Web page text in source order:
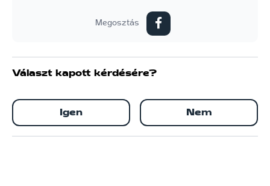
Megosztás
Választ kapott kérdésére?
Igen Nem